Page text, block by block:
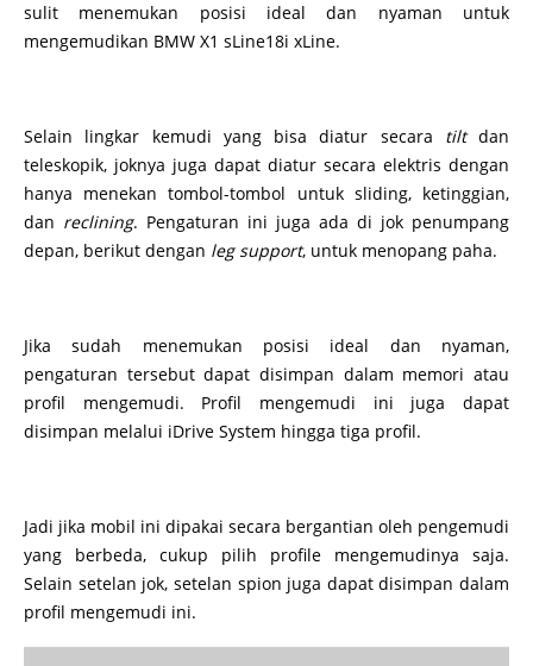
sulit menemukan posisi ideal dan nyaman untuk
mengemudikan BMW X1 sLine18i xLine.
Selain lingkar kemudi yang bisa diatur secara tiltdan
teleskopik, joknya juga dapat diatur secara elektris dengan
hanya menekan tombol-tombol untuk sliding, ketinggian,
dan reclining. Pengaturan ini juga ada di jok penumpang
depan, berikut dengan leg support, untuk menopang paha.
Jika sudah menemukan posisi ideal dan nyaman,
pengaturan tersebut dapat disimpan dalam memori atau
profil mengemudi. Profil mengemudi ini juga dapat
disimpan melalui iDrive System hingga tiga profil.
Jadi jika mobil ini dipakai secara bergantian oleh pengemudi
yang berbeda, cukup pilih profile mengemudinya saja.
Selain setelan jok, setelan spion juga dapat disimpan dalam
profil mengemudi ini.